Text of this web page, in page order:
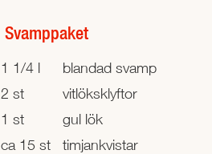
Svamppaket
1 1/4 l
blandad svamp
2 st
vitlöksklyftor
1 st
gul lök
ca 15 st
timjankvistar